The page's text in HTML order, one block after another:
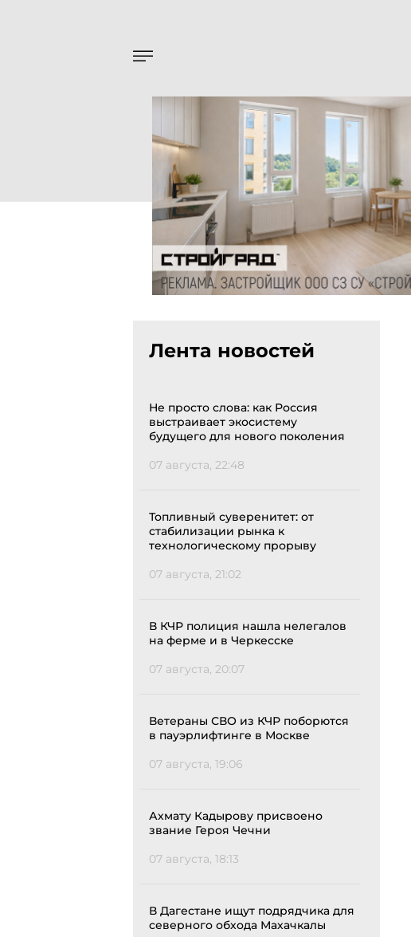
Лента новостей
Не просто слова: как Россия
выстраивает экосистему
будущего для нового поколения
07 августа, 22:48
Топливный суверенитет: от
стабилизации рынка к
технологическому прорыву
07 августа, 21:02
В КЧР полиция нашла нелегалов
на ферме и в Черкесске
07 августа, 20:07
Ветераны СВО из КЧР поборются
в пауэрлифтинге в Москве
07 августа, 19:06
Ахмату Кадырову присвоено
звание Героя Чечни
07 августа, 18:13
В Дагестане ищут подрядчика для
северного обхода Махачкалы